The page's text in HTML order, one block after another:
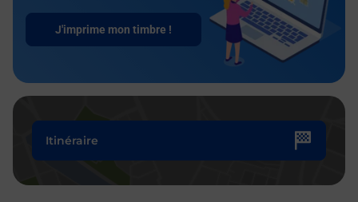
J'imprime mon timbre !
Itinéraire